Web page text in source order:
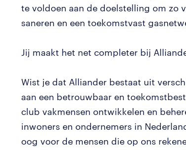
te voldoen aan de doelstelling om zo
saneren en een toekomstvast
Jij maakt het net completer bij
Wist je dat Alliander bestaat uit
aan een betrouwbaar en
club vakmensen ontwikkelen en
inwoners en ondernemers in
oog voor de mensen die op ons